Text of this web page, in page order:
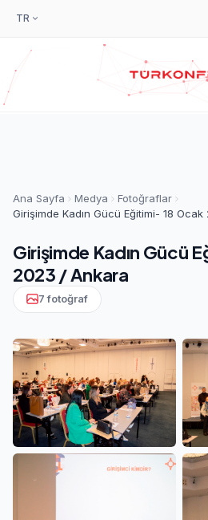
TR
Ana Sayfa Medya
Fotoğraflar
Girişimde Kadın Gücü Eğitimi- 18
Girişimde Kadın Gücü
2023 / Ankara
7 fotoğraf